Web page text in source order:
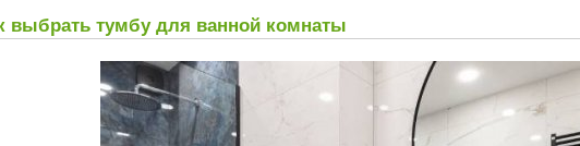
выбрать тумбу для ванной комнаты